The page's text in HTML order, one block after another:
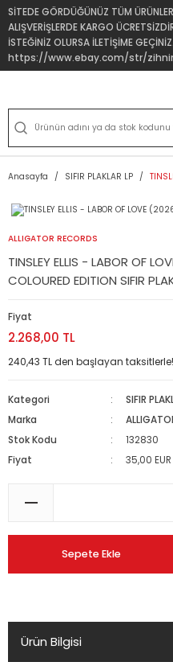
SİTEDE GÖRDÜĞÜNÜZ TÜM
ALIŞVERİŞLERDE KARGO
İSTEĞİNİZ OLURSA İLETİŞİME GEÇİNİZ.
https://www.ebay.com/str/
Anasayfa SIFIR PLAKLAR LP
ALLIGATOR RECORDS
TINSLEY ELLIS - LABOR OF
COLOURED EDITION SIFIR
Fiyat
2.268,00 TL
240,43 TL den başlayan
Kategori SIFIR
Marka
Stok Kodu
132830
Fiyat
35,00
Sepete Ekle
Ürün Bilgisi